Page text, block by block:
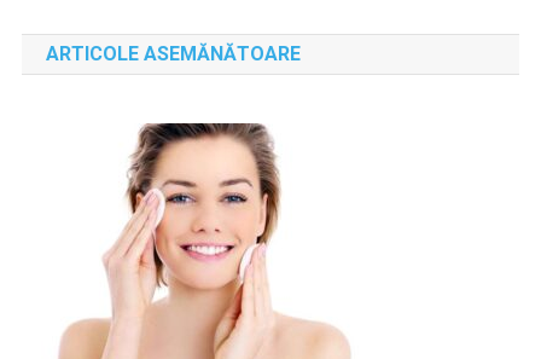
în
articole
ARTICOLE ASEMĂNĂTOARE